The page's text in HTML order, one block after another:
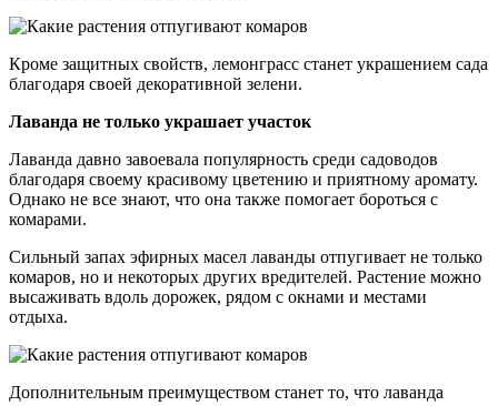
Кроме защитных свойств, лемонграсс станет украшением сада
благодаря своей декоративной зелени.
Лаванда не только украшает участок
Лаванда давно завоевала популярность среди садоводов
благодаря своему красивому цветению и приятному аромату.
Однако не все знают, что она также помогает бороться с
комарами.
Сильный запах эфирных масел лаванды отпугивает не только
комаров, но и некоторых других вредителей. Растение можно
высаживать вдоль дорожек, рядом с окнами и местами
отдыха.
Дополнительным преимуществом станет то, что лаванда